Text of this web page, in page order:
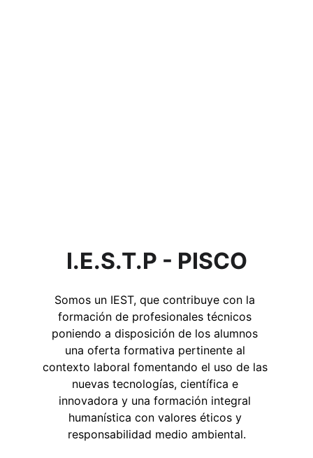
Somos un IEST, que contribuye con la
formación de profesionales técnicos
poniendo a disposición de los alumnos
una oferta formativa pertinente al
contexto laboral fomentando el uso de las
nuevas tecnologías, científica e
innovadora y una formación integral
humanística con valores éticos y
responsabilidad medio ambiental.
I.E.S.T.P - PISCO